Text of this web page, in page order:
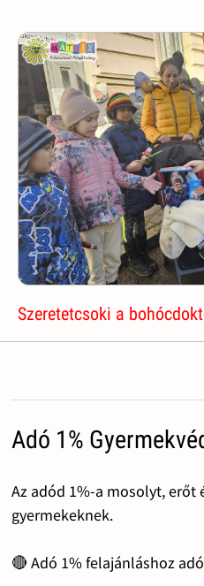
Szeretetcsoki a
Adó 1%
Az adód 1%-a mosolyt, erőt
gyermekeknek.
🔴 Adó 1% felajánláshoz